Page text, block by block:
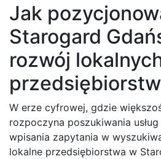
Jak
Starogard
rozwój
przedsiębiorstw
W erze cyfrowej, gdzie
rozpoczyna poszukiwania
wpisania zapytania w
lokalne przedsiębiorstwa w